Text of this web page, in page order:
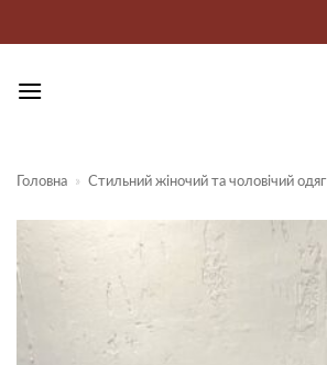
Головна » Стильний жіночий та чоловічий одяг